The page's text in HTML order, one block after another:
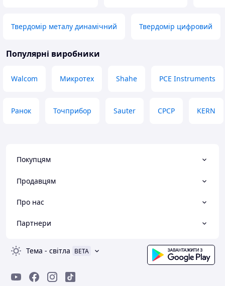
Твердомір металу динамічний Твердомір цифровий
Популярні виробники
Walcom Микротех Shahe PCE Instruments
Ранок Точприбор Sauter СРСР KERN
Покупцям
Продавцям
Про нас
Партнери
Тема - світла BETA